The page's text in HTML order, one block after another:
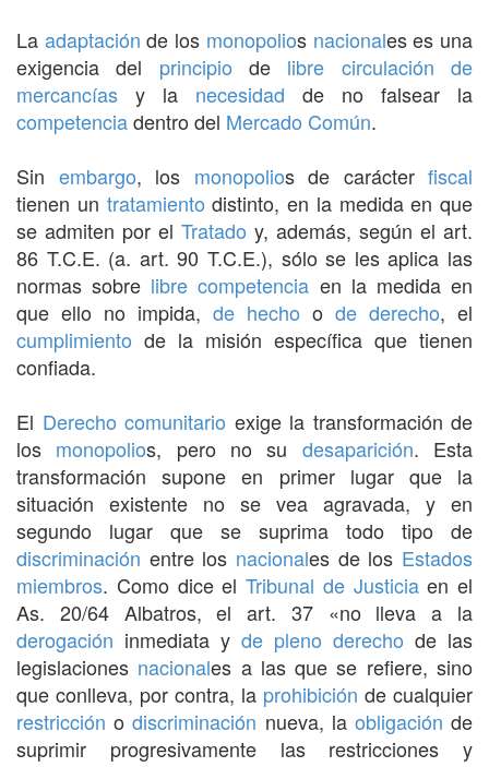
La adaptación de los monopolios nacionales es una
exigencia del principio de libre circulación de
mercancías y la necesidad de no falsear la
competenciadentro del Mercado Común.
Sin embargo, los monopolios de carácter fiscal
tienen un tratamiento distinto, en la medida en que
se admiten por el Tratado y, además, según el art.
86 T.C.E. (a. art. 90 T.C.E.), sólo se les aplica las
normas sobre libre competencia en la medida en
que ello no impida, de hecho o de derecho, el
cumplimiento de la misión específica que tienen
confiada.
El Derecho comunitario exige la transformación de
los monopolios, pero no su desaparición. Esta
transformación supone en primer lugar que la
situación existente no se vea agravada, y en
segundo lugar que se suprima todo tipo de
discriminación entre los nacionales de los Estados
miembros. Como dice el Tribunal de Justiciaen el
As. 20/64 Albatros, el art. 37 «no lleva a la
derogación inmediata y de pleno derecho de las
legislaciones nacionales a las que se refiere, sino
que conlleva, por contra, la prohibición de cualquier
restricción odiscriminación nueva, la obligación de
suprimir progresivamente las restricciones y